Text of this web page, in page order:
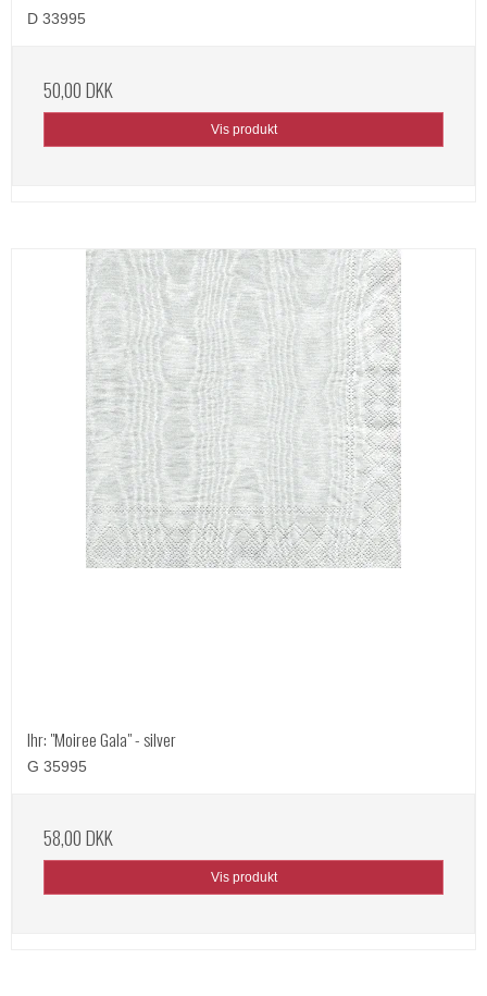
D 33995
50,00 DKK
Vis produkt
Ihr: "Moiree Gala" - silver
G 35995
58,00 DKK
Vis produkt